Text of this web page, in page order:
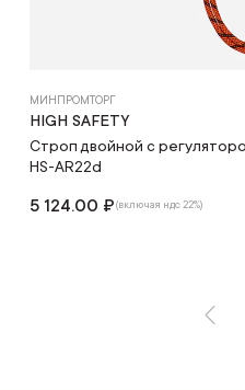
МИНПРОМТОРГ
HIGH SAFETY
Строп двойной с
HS-AR22d
5 124.00 ₽(включая ндс 22%)